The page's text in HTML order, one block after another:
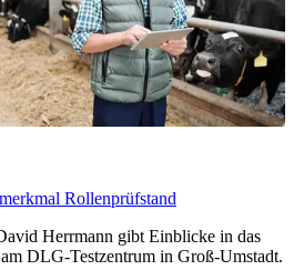
Rollenprüfstand
Herrmann gibt Einblicke in das
am DLG-Testzentrum in Groß-Umstadt.